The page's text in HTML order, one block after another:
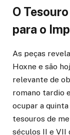
O
para o
As peças
Hoxne e são
relevante de
romano tardio
ocupar a
tesouros de
séculos II e VII